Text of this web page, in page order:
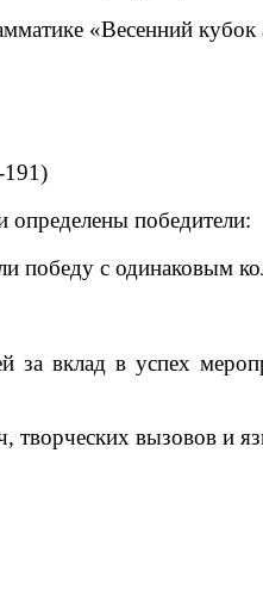
«Весенний кубок
определены победители:
с одинаковым
за вклад в успех
творческих вызовов и